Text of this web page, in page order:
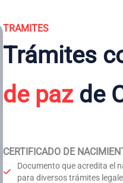
TRAMITES
Trámites
de pazde
CERTIFICADO DE
Documento que acredita el
para diversos trámites